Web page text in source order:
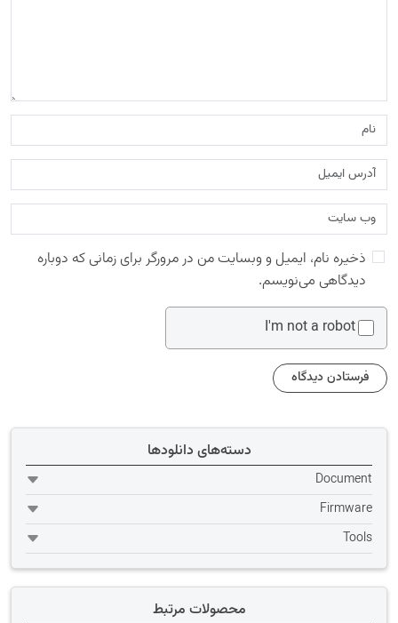
ذخیره نام، ایمیل و وبسایت من در مرورگر برای زمانی که دوباره
دیدگاهی می‌نویسم.
I'm not a robot
دسته‌های دانلودها
Document
Firmware
Tools
محصولات مرتبط